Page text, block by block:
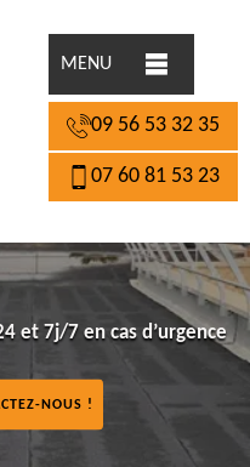
MENU
09 56 53 32 35
07 60 81 53 23
et 7j/7 en cas d’urgence
NOUS !